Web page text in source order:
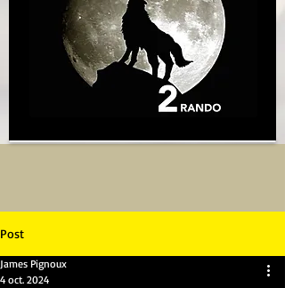
Post
James Pignoux
4 oct. 2024